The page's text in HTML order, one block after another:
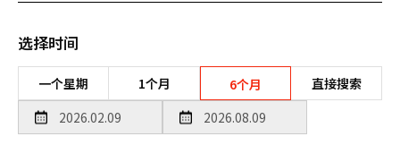
选择时间
一个星期 1个月 6个月 直接搜索